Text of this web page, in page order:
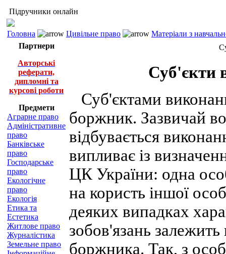
Підручники онлайн
Головна Цивільне право
Матеріали з
Партнери
Авторські
реферати,
дипломні та
курсові роботи
Предмети
Аграрне право
Адміністративне
право
Банківське
право
Господарське
право
Екологічне
право
Екологія
Етика та
Естетика
Житлове право
Журналістика
Земельне право
Суб'єкти
Суб'єктами
боржник. Зазвичай
відбувається
випливає із
ЦК України: одна
на користь іншої
деяких випадках
зобов'язань
боржника. Так, з